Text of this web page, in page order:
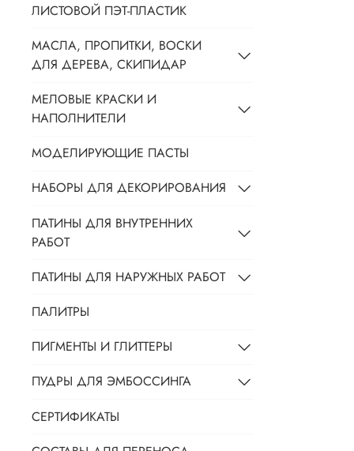
ЛИСТОВОЙ ПЭТ-ПЛАСТИК
МАСЛА, ПРОПИТКИ, ВОСКИ
ДЛЯ ДЕРЕВА, СКИПИДАР
МЕЛОВЫЕ КРАСКИ И
НАПОЛНИТЕЛИ
МОДЕЛИРУЮЩИЕ ПАСТЫ
НАБОРЫ ДЛЯ ДЕКОРИРОВАНИЯ
ПАТИНЫ ДЛЯ ВНУТРЕННИХ
РАБОТ
ПАТИНЫ ДЛЯ НАРУЖНЫХ РАБОТ
ПАЛИТРЫ
ПИГМЕНТЫ И ГЛИТТЕРЫ
ПУДРЫ ДЛЯ ЭМБОССИНГА
СЕРТИФИКАТЫ